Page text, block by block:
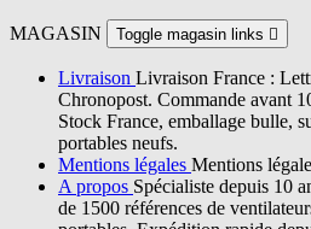
MAGASIN Toggle magasin links 
Livraison Livraison France :
Chronopost. Commande avant
Stock France, emballage bulle,
portables neufs.
Mentions légales Mentions
A propos Spécialiste depuis 10
de 1500 références de